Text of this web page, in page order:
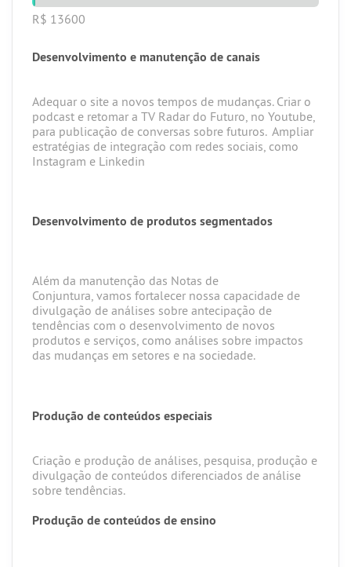
R$ 13600
Desenvolvimento e manutenção de canais
Adequar o site a novos tempos de mudanças. Criar o
podcast e retomar a TV Radar do Futuro, no Youtube,
para publicação de conversas sobre futuros. Ampliar
estratégias de integração com redes sociais, como
Instagram e Linkedin
Desenvolvimento de produtos segmentados
Além da manutenção das Notas de
Conjuntura, vamos fortalecer nossa capacidade de
divulgação de análises sobre antecipação de
tendências com o desenvolvimento de novos
produtos e serviços, como análises sobre impactos
das mudanças em setores e na sociedade.
Produção de conteúdos especiais
Criação e produção de análises, pesquisa, produção e
divulgação de conteúdos diferenciados de análise
sobre tendências.
Produção de conteúdos de ensino